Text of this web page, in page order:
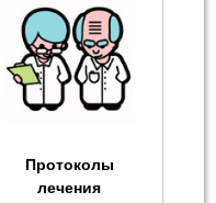
Протоколы
лечения